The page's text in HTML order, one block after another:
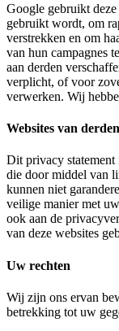
Google gebruikt
gebruikt wordt, om
verstrekken en om
van hun campagnes
aan derden
verplicht, of voor
verwerken. Wij
Websites van derden
Dit privacy statement
die door middel van
kunnen niet
veilige manier met
ook aan de
van deze websites
Uw rechten
Wij zijn ons ervan
betrekking tot uw